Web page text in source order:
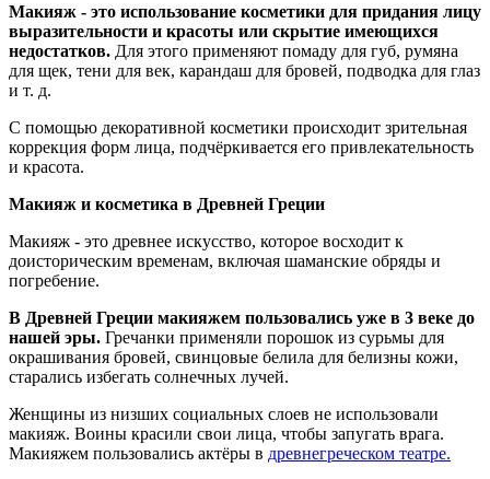
Макияж - это использование косметики для придания лицу
выразительности и красоты или скрытие имеющихся
недостатков. Для этого применяют помаду для губ, румяна
для щек, тени для век, карандаш для бровей, подводка для глаз
и т. д.
С помощью декоративной косметики происходит зрительная
коррекция форм лица, подчёркивается его привлекательность
и красота.
Макияж и косметика в Древней Греции
Макияж - это древнее искусство, которое восходит к
доисторическим временам, включая шаманские обряды и
погребение.
В Древней Греции макияжем пользовались уже в 3 веке до
нашей эры. Гречанки применяли порошок из сурьмы для
окрашивания бровей, свинцовые белила для белизны кожи,
старались избегать солнечных лучей.
Женщины из низших социальных слоев не использовали
макияж. Воины красили свои лица, чтобы запугать врага.
Макияжем пользовались актёры в древнегреческом театре.